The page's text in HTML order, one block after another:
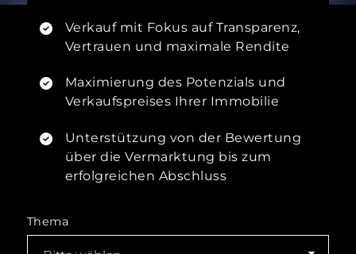
Verkauf mit Fokus auf Transparenz,
Vertrauen und maximale Rendite
Maximierung des Potenzials und
Verkaufspreises Ihrer Immobilie
Unterstützung von der Bewertung
über die Vermarktung bis zum
erfolgreichen Abschluss
Thema